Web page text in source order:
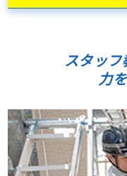
スタッ
力